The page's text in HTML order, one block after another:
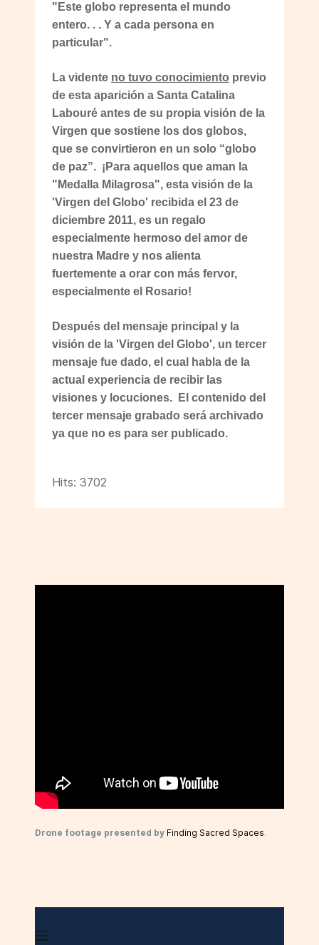
"Este globo representa el mundo
entero. . . Y a cada persona en
particular".
La vidente no tuvo conocimiento previo
de esta aparición a Santa Catalina
Labouré antes de su propia visión de la
Virgen que sostiene los dos globos,
que se convirtieron en un solo “globo
de paz”. ¡Para aquellos que aman la
"Medalla Milagrosa", esta visión de la
'Virgen del Globo' recibida el 23 de
diciembre 2011, es un regalo
especialmente hermoso del amor de
nuestra Madre y nos alienta
fuertemente a orar con más fervor,
especialmente el Rosario!
Después del mensaje principal y la
visión de la 'Virgen del Globo', un tercer
mensaje fue dado, el cual habla de la
actual experiencia de recibir las
visiones y locuciones. El contenido del
tercer mensaje grabado será archivado
ya que no es para ser publicado.
Hits: 3702
Drone footage presented by Finding Sacred Spaces.